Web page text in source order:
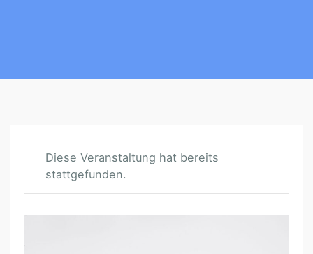
Diese Veranstaltung hat bereits
stattgefunden.